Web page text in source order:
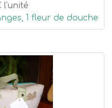
l'unité
1 fleur de douche